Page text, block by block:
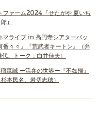
ファーム2024「せたがや 夏いち
）
マライブ in 高円寺シアターバッ
々々』『荒武者キートン』（弁
、トーク：白井佳夫）
森誠 ー活弁の世界ー『不如帰』
本民名、岩切志穂）